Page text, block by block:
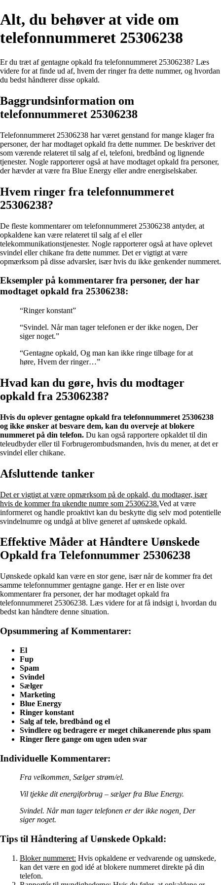
Alt, du behøver at vide om
telefonnummeret 25306238
Er du træt af gentagne opkald fra telefonnummeret 25306238? Læs
videre for at finde ud af, hvem der ringer fra dette nummer, og hvordan
du bedst håndterer disse opkald.
Baggrundsinformation om
telefonnummeret 25306238
Telefonnummeret 25306238 har været genstand for mange klager fra
personer, der har modtaget opkald fra dette nummer. De beskriver det
som værende relateret til salg af el, telefoni, bredbånd og lignende
tjenester. Nogle rapporterer også at have modtaget opkald fra personer,
der hævder at være fra Blue Energy eller andre energiselskaber.
Hvem ringer fra telefonnummeret
25306238?
De fleste kommentarer om telefonnummeret 25306238 antyder, at
opkaldene kan være relateret til salg af el eller
telekommunikationstjenester. Nogle rapporterer også at have oplevet
svindel eller chikane fra dette nummer. Det er vigtigt at være
opmærksom på disse advarsler, især hvis du ikke genkender nummeret.
Eksempler på kommentarer fra personer, der har
modtaget opkald fra 25306238:
“Ringer konstant”
“Svindel. Når man tager telefonen er der ikke nogen, Der
siger noget.”
“Gentagne opkald, Og man kan ikke ringe tilbage for at
høre, Hvem der ringer…”
Hvad kan du gøre, hvis du modtager
opkald fra 25306238?
Hvis du oplever gentagne opkald fra telefonnummeret 25306238
og ikke ønsker at besvare dem, kan du overveje at blokere
nummeret på din telefon. Du kan også rapportere opkaldet til din
teleudbyder eller til Forbrugerombudsmanden, hvis du mener, at det er
svindel eller chikane.
Afsluttende tanker
Det er vigtigt at være opmærksom på de opkald, du modtager, især
hvis de kommer fra ukendte numre som 25306238.Ved at være
informeret og handle proaktivt kan du beskytte dig selv mod potentielle
svindelnumre og undgå at blive generet af uønskede opkald.
Effektive Måder at Håndtere Uønskede
Opkald fra Telefonnummer 25306238
Uønskede opkald kan være en stor gene, især når de kommer fra det
samme telefonnummer gentagne gange. Her er en liste over
kommentarer fra personer, der har modtaget opkald fra
telefonnummeret 25306238. Læs videre for at få indsigt i, hvordan du
bedst kan håndtere denne situation.
Opsummering af Kommentarer:
El
Fup
Spam
Svindel
Sælger
Marketing
Blue Energy
Ringer konstant
Salg af tele, bredbånd og el
Svindlere og bedragere er meget chikanerende plus spam
Ringer flere gange om ugen uden svar
Individuelle Kommentarer:
Fra velkommen, Sælger strøm/el.
Vil tjekke dit energiforbrug – sælger fra Blue Energy.
Svindel. Når man tager telefonen er der ikke nogen, Der
siger noget.
Tips til Håndtering af Uønskede Opkald:
Bloker nummeret: Hvis opkaldene er vedvarende og uønskede,
kan det være en god idé at blokere nummeret direkte på din
telefon.